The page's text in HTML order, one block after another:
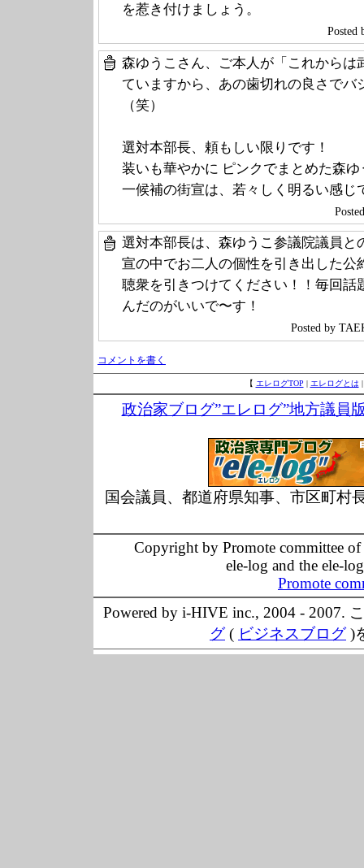
を惹き付けましょう。
Posted
森ゆうこさん、ご本人が「これからは
ていますから、あの歯切れの良さでバ
（笑）
選対本部長、頼もしい限りです！
装いも華やかに ピンクでまとめた森
一候補の街宣は、若々しく明るい感じ
選対本部長は、森ゆうこ参議院議員と
宣の中でお二人の個性を引き出した公
聴衆を引きつけてください！！毎回話
んだのがいいで〜す！
Posted by
コメントを書く
【 エレログTOP | エレログとは
政治家ブログ”エレログ”地方議員
国会議員、都道府県知事、市区町村
Copyright by Promote committee
ele-log and the ele-
Promote
Powered by i-HIVE inc., 2004 - 2007.
グ( ビジネスブログ)